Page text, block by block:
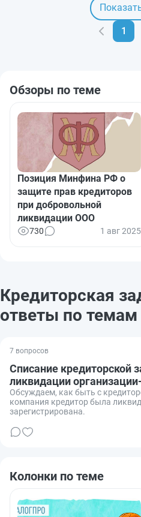
1
Обзоры по теме
Позиция Минфина РФ о
защите прав кредиторов
при добровольной
ликвидации ООО
730 1 авг 2025
Кредиторская
ответы по темам
7 вопросов
Списание кредиторской
ликвидации
Обсуждаем, как быть с
компания кредитор была
зарегистрирована.
Колонки по теме